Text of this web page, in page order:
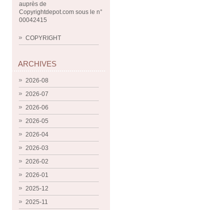
auprès de
Copyrightdepot.com sous le n°
00042415
COPYRIGHT
ARCHIVES
2026-08
2026-07
2026-06
2026-05
2026-04
2026-03
2026-02
2026-01
2025-12
2025-11